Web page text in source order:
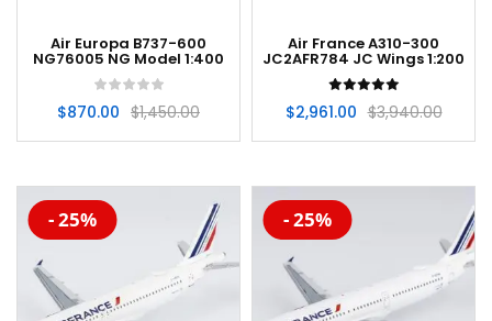
Air Europa B737-600
NG76005 NG Model 1:400
$1,450.00
$870.00
Air France A310-300
JC2AFR784 JC Wings 1:200
$3,940.00
$2,961.00
-20%
- 25% -20%
- 25%